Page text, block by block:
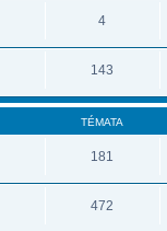
4
143
TÉMATA
181
472